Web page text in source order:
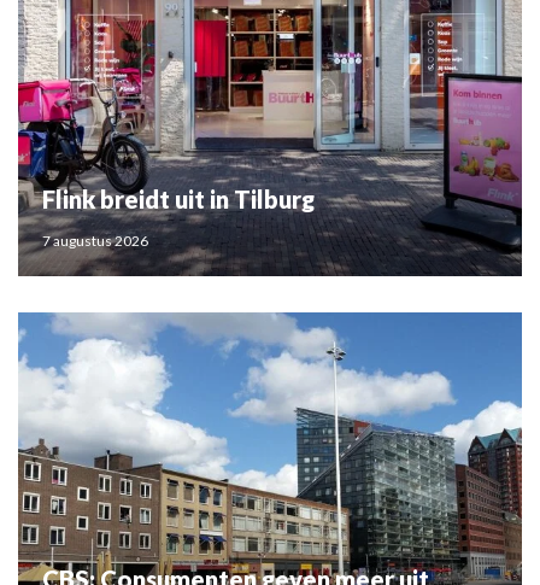
Flink breidt uit in Tilburg
7 augustus 2026
CBS: Consumenten geven meer uit,